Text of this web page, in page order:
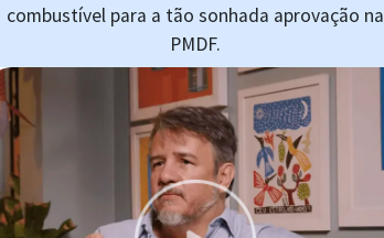
combustível para a tão sonhada aprovação na
PMDF.